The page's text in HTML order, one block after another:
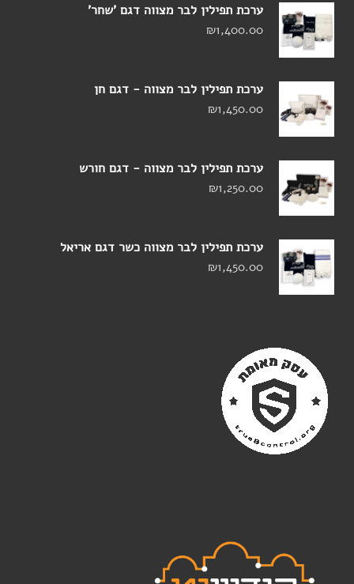
ערכת תפילין לבר מצווה דגם 'שחר'
₪1,400.00
ערכת תפילין לבר מצווה - דגם חן
₪1,450.00
ערכת תפילין לבר מצווה - דגם חורש
₪1,250.00
ערכת תפילין לבר מצווה כשר דגם אריאל
₪1,450.00